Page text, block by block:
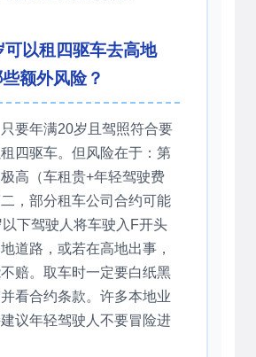
可以租四驱车去高地
额外风险？
要年满20岁且驾照符合要
四驱车。但风险在于：第
高（车租贵+年轻驾驶费
，部分租车公司合约可能
下驾驶人将车驶入F开头
道路，或若在高地出事，
赔。取车时一定要白纸黑
看合约条款。许多本地业
议年轻驾驶人不要冒险进